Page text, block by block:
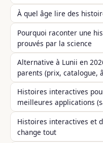
À quel âge lire des
Pourquoi raconter une
prouvés par la science
Alternative à Lunii en
parents (prix, catalogue,
Histoires interactives
meilleures applications
Histoires interactives et
change tout